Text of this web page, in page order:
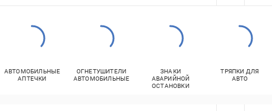
АВТОМОБИЛЬНЫЕ
АПТЕЧКИ
ОГНЕТУШИТЕЛИ
АВТОМОБИЛЬНЫЕ
ЗНАКИ
АВАРИЙНОЙ
ОСТАНОВКИ
ТРЯПКИ ДЛЯ
АВТО